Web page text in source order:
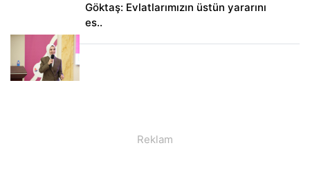
Göktaş: Evlatlarımızın üstün yararını
es..